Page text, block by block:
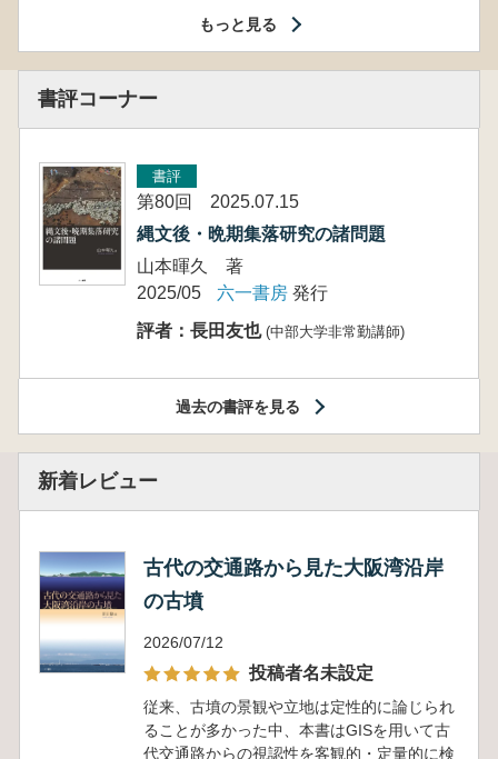
もっと見る
書評コーナー
書評
第80回 2025.07.15
縄文後・晩期集落研究の諸問題
山本暉久 著
2025/05
六一書房 発行
評者：長田友也 (中部大学非常勤講師)
過去の書評を見る
新着レビュー
古代の交通路から見た大阪湾沿岸
の古墳
2026/07/12
投稿者名未設定
従来、古墳の景観や立地は定性的に論じられ
ることが多かった中、本書はGISを用いて古
代交通路からの視認性を客観的・定量的に検